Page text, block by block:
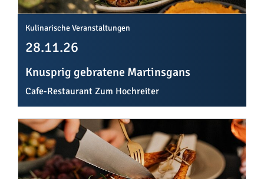
Kulinarische Veranstaltungen
28.11.26
Knusprig gebratene Martinsgans
Cafe-Restaurant Zum Hochreiter